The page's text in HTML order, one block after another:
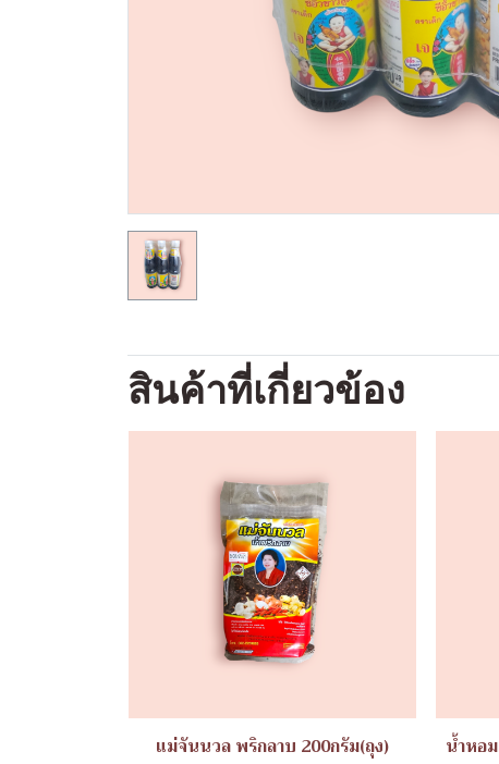
สินค้าที่เกี่ยวข้อง
แม่จันนวล พริกลาบ 200กรัม(ถุง) น้ำหอ